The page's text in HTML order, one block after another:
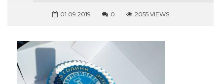
01.09.2019 0 2055 VIEWS